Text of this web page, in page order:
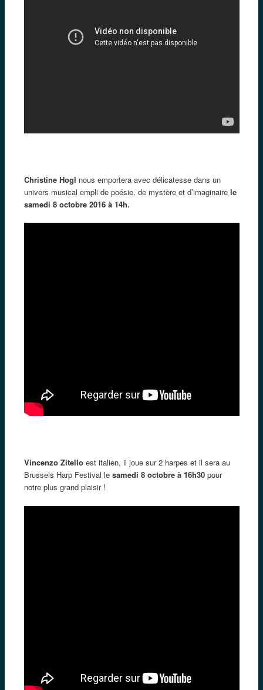
Christine Hogl nous emportera avec délicatesse dans un
univers musical empli de poésie, de mystère et d’imaginaire le
samedi 8 octobre 2016 à 14h.
Vincenzo Zitelloest italien, il joue sur 2 harpes et il sera au
Brussels Harp Festival le samedi 8 octobre à 16h30pour
notre plus grand plaisir !